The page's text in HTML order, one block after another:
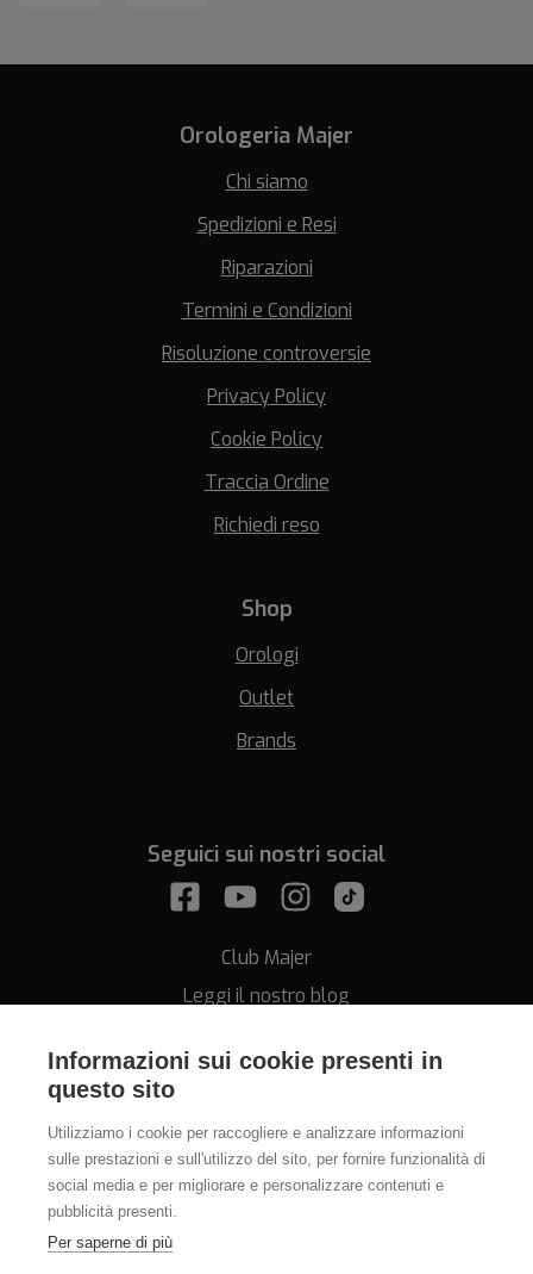
Informazioni sui cookie presenti in
questo sito
Utilizziamo i cookie per raccogliere e analizzare informazioni
sulle prestazioni e sull'utilizzo del sito, per fornire funzionalità di
social media e per migliorare e personalizzare contenuti e
pubblicità presenti.
Per saperne di più
Orologeria Majer
Chi siamo
Spedizioni e Resi
Riparazioni
Termini e Condizioni
Risoluzione controversie
Privacy Policy
Cookie Policy
Traccia Ordine
Richiedi reso
Shop
Orologi
Outlet
Brands
Seguici sui nostri social
Club Majer
Leggi il nostro blog
Assistenza